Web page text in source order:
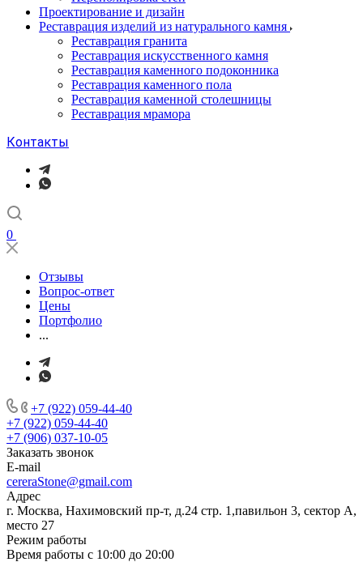
Проектирование и дизайн
Реставрация изделий из натурального камня
Реставрация гранита
Реставрация искусственного камня
Реставрация каменного подоконника
Реставрация каменного пола
Реставрация каменной столешницы
Реставрация мрамора
Контакты
0
Отзывы
Вопрос-ответ
Цены
Портфолио
...
+7 (922) 059-44-40
+7 (922) 059-44-40
+7 (906) 037-10-05
Заказать звонок
E-mail
cereraStone@gmail.com
Адрес
г. Москва, Нахимовский пр-т, д.24 стр. 1,павильон 3, сектор А,
место 27
Режим работы
Время работы с 10:00 до 20:00